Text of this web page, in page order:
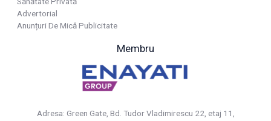
Advertorial
Anunțuri De Mică Publicitate
Membru
Adresa: Green Gate, Bd. Tudor Vladimirescu 22, etaj 11,